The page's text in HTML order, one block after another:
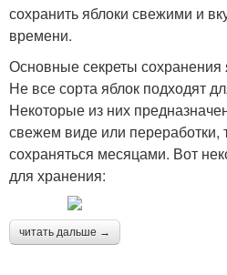
сохранить яблоки свежими и
времени.
Основные секреты сохранения
Не все сорта яблок подходят
Некоторые из них
свежем виде или переработки,
сохраняться месяцами. Вот
для хранения:
читать дальше →